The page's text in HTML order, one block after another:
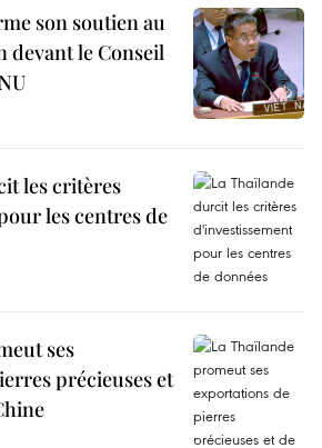
son soutien au
devant le Conseil
les critères
les centres de
ses
précieuses et